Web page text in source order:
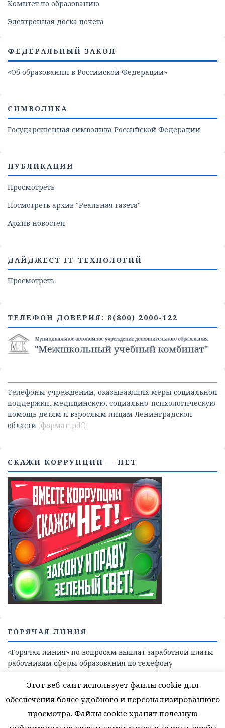
Комитет по образованию
Электронная доска почета
ФЕДЕРАЛЬНЫЙ ЗАКОН
«Об образовании в Российской Федерации»
СИМВОЛИКА
Государственная символика Российской Федерации
ПУБЛИКАЦИИ
Просмотреть
Посмотреть архив "Реальная газета"
Архив новостей
ДАЙДЖЕСТ IT-ТЕХНОЛОГИЙ
Просмотреть
ТЕЛЕФОН ДОВЕРИЯ: 8(800) 2000-122
Телефоны учреждений, оказывающих меры социальной
поддержки, медицинскую, социально-психологическую
помощь детям и взрослым лицам Ленинградской
области
СКАЖИ КОРРУПЦИИ — НЕТ
Этот веб-сайт использует файлы cookie для
обеспечения более удобного и персонализированного
просмотра. Файлы cookie хранят полезную